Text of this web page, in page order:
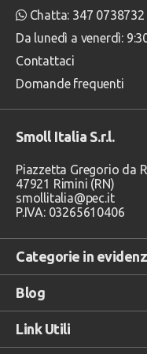
Categorie in
Blog
Link Utili
Chatta: 347 0738732
Da lunedì a venerdì:
Contattaci
Domande frequenti
Smoll Italia S.r.l.
Piazzetta Gregorio da
47921 Rimini (RN)
smollitalia@pec.it
P.IVA: 03265610406